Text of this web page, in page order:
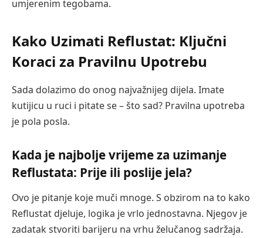
umjerenim tegobama.
Kako Uzimati Reflustat: Ključni
Koraci za Pravilnu Upotrebu
Sada dolazimo do onog najvažnijeg dijela. Imate
kutijicu u ruci i pitate se – što sad? Pravilna upotreba
je pola posla.
Kada je najbolje vrijeme za uzimanje
Reflustata: Prije ili poslije jela?
Ovo je pitanje koje muči mnoge. S obzirom na to kako
Reflustat djeluje, logika je vrlo jednostavna. Njegov je
zadatak stvoriti barijeru na vrhu želučanog sadržaja.